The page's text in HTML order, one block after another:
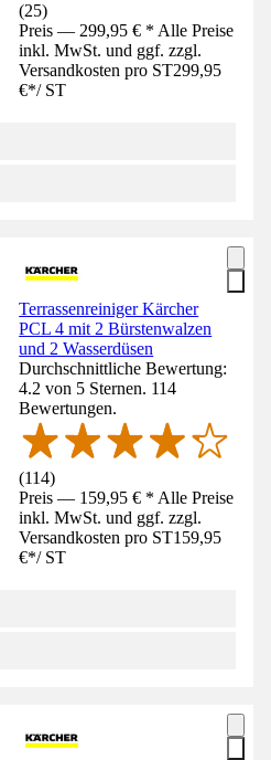
(25)
Preis — 299,95 € * Alle Preise
inkl. MwSt. und ggf. zzgl.
Versandkosten pro ST299,95
€*/ ST
Terrassenreiniger Kärcher
PCL 4 mit 2 Bürstenwalzen
und 2 Wasserdüsen
Durchschnittliche Bewertung:
4.2 von 5 Sternen. 114
Bewertungen.
(114)
Preis — 159,95 € * Alle Preise
inkl. MwSt. und ggf. zzgl.
Versandkosten pro ST159,95
€*/ ST